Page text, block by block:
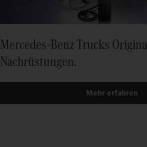
Mercedes‑Benz Trucks
Nachrüstungen.
Mehr erfahren